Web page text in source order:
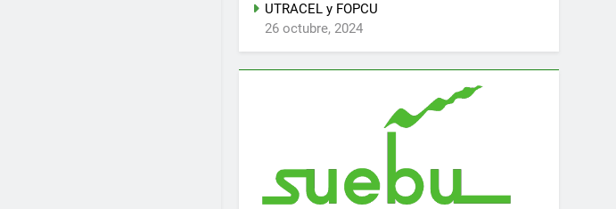
UTRACEL y FOPCU
26 octubre, 2024